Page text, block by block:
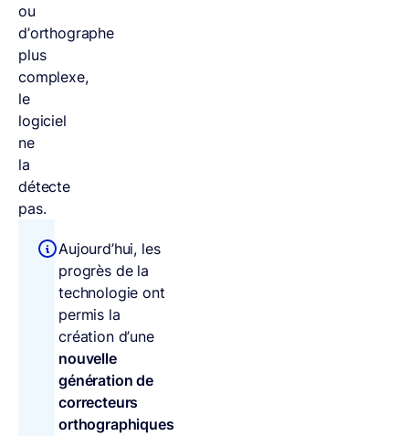
ou
d’orthographe
plus
complexe,
le
logiciel
ne
la
détecte
pas.
Aujourd’hui, les
progrès de la
technologie ont
permis la
création d’une
nouvelle
génération de
correcteurs
orthographiques